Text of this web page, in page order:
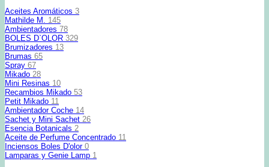
Aceites Aromáticos 3
Mathilde M. 145
Ambientadores 78
BOLES D`OLOR 329
Brumizadores 13
Brumas 65
Spray 67
Mikado 28
Mini Resinas 10
Recambios Mikado 53
Petit Mikado 11
Ambientador Coche 14
Sachet y Mini Sachet 26
Esencia Botanicals 2
Aceite de Perfume Concentrado 11
Inciensos Boles D'olor 0
Lamparas y Genie Lamp 1